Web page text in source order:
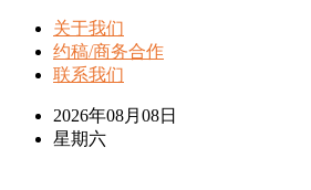
关于我们
约稿/商务合作
联系我们
2026年08月08日
星期六